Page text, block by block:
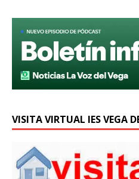
VISITA VIRTUAL IES VEGA